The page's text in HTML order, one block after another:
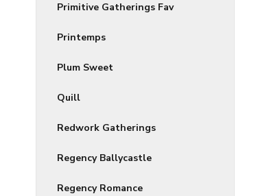
Primitive Gatherings Fav
Printemps
Plum Sweet
Quill
Redwork Gatherings
Regency Ballycastle
Regency Romance